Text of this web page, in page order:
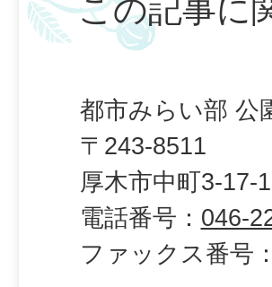
この記事に
都市みらい部 公
〒243-8511
厚木市中町3-17-
電話番号： 046-
ファックス番号：